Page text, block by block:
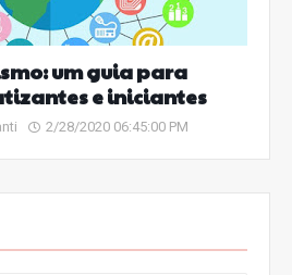
um guia para
e iniciantes
2/28/2020 06:45:00 PM